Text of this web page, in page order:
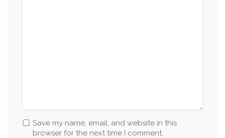
Save my name, email, and website in this
browser for the next time I comment.